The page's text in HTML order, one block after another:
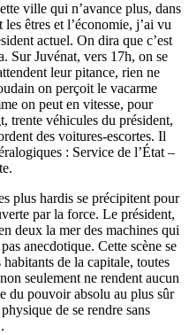
ville qui n’avance plus, dans
êtres et l’économie, j’ai vu
actuel. On dira que c’est
Sur Juvénat, vers 17h, on se
leur pitance, rien ne
on perçoit le vacarme
on peut en vitesse, pour
trente véhicules du président,
des voitures-escortes. Il
: Service de l’État –
plus hardis se précipitent pour
par la force. Le président,
deux la mer des machines qui
anecdotique. Cette scène se
de la capitale, toutes
seulement ne rendent aucun
du pouvoir absolu au plus sûr
de se rendre sans